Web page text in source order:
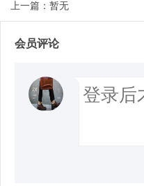
上一篇：暂无
会员评论